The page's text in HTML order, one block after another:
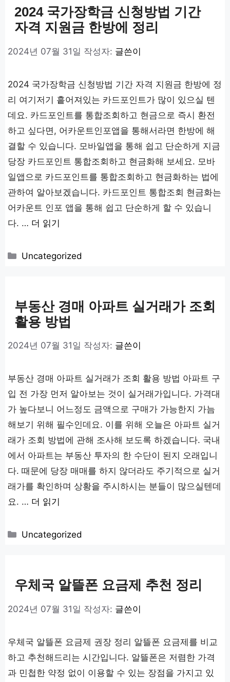
2024 국가장학금 신청방법 기간
자격 지원금 한방에 정리
2024년 07월 31일 작성자: 글쓴이
2024 국가장학금 신청방법 기간 자격 지원금 한방에 정
리 여기저기 흩어져있는 카드포인트가 많이 있으실 텐
데요. 카드포인트를 통합조회하고 현금으로 즉시 환전
하고 싶다면, 어카운트인포앱을 통해서라면 한방에 해
결할 수 있습니다. 모바일앱을 통해 쉽고 단순하게 지금
당장 카드포인트 통합조회하고 현금화해 보세요. 모바
일앱으로 카드포인트를 통합조회하고 현금화하는 법에
관하여 알아보겠습니다. 카드포인트 통합조회 현금화는
어카운트 인포 앱을 통해 쉽고 단순하게 할 수 있습니
다. … 더 읽기
카
Uncategorized
부동산 경매 아파트 실거래가 조회
활용 방법
2024년 07월 31일 작성자: 글쓴이
부동산 경매 아파트 실거래가 조회 활용 방법 아파트 구
입 전 가장 먼저 알아보는 것이 실거래가입니다. 가격대
가 높다보니 어느정도 금액으로 구매가 가능한지 가늠
해보기 위해 필수인데요. 이를 위해 오늘은 아파트 실거
래가 조회 방법에 관해 조사해 보도록 하겠습니다. 국내
에서 아파트는 부동산 투자의 한 수단이 된지 오래입니
다. 때문에 당장 매매를 하지 않더라도 주기적으로 실거
래가를 확인하며 상황을 주시하시는 분들이 많으실텐데
요. … 더 읽기
카
Uncategorized
우체국 알뜰폰 요금제 추천 정리
2024년 07월 31일 작성자: 글쓴이
우체국 알뜰폰 요금제 권장 정리 알뜰폰 요금제를 비교
하고 추천해드리는 시간입니다. 알뜰폰은 저렴한 가격
과 민첩한 약정 없이 이용할 수 있는 장점을 가지고 있